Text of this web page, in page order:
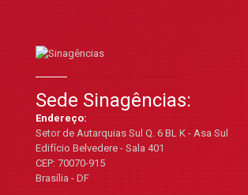
Sede Sinagências:
Endereço:
Setor de Autarquias Sul Q. 6 BL K - Asa Sul
Edifício Belvedere - Sala 401
CEP: 70070-915
Brasília - DF